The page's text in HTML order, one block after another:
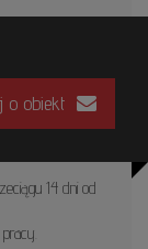
o obiekt
14 dni od